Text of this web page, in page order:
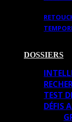
DOSSIERS
TEST
DÉFIS